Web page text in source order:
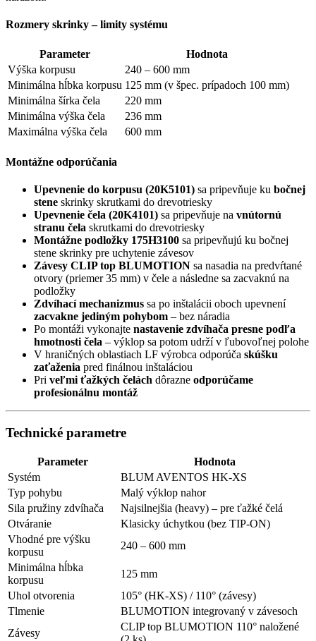
Rozmery skrinky – limity systému
Parameter
Hodnota
Výška korpusu
240 – 600 mm
Minimálna hĺbka korpusu 125 mm (v špec. prípadoch 100 mm)
Minimálna šírka čela
220 mm
Minimálna výška čela
236 mm
Maximálna výška čela
600 mm
Montážne odporúčania
Upevnenie do korpusu (20K5101) sa pripevňuje ku bočnej
stene skrinky skrutkami do drevotriesky
Upevnenie čela (20K4101) sa pripevňuje na vnútornú
stranu čela skrutkami do drevotriesky
Montážne podložky 175H3100 sa pripevňujú ku bočnej
stene skrinky pre uchytenie závesov
Závesy CLIP top BLUMOTION sa nasadia na predvŕtané
otvory (priemer 35 mm) v čele a následne sa zacvaknú na
podložky
Zdvíhací mechanizmus sa po inštalácii oboch upevnení
zacvakne jediným pohybom – bez náradia
Po montáži vykonajte nastavenie zdvíhača presne podľa
hmotnosti čela – výklop sa potom udrží v ľubovoľnej polohe
V hraničných oblastiach LF výrobca odporúča skúšku
zaťaženia pred finálnou inštaláciou
Pri veľmi ťažkých čelách dôrazne odporúčame
profesionálnu montáž
Technické parametre
Parameter
Hodnota
Systém
BLUM AVENTOS HK-XS
Typ pohybu
Malý výklop nahor
Sila pružiny zdvíhača
Najsilnejšia (heavy) – pre ťažké čelá
Otváranie
Klasicky úchytkou (bez TIP-ON)
Vhodné pre výšku
korpusu
240 – 600 mm
Minimálna hĺbka
korpusu
125 mm
Uhol otvorenia
105° (HK-XS) / 110° (závesy)
Tlmenie
BLUMOTION integrovaný v závesoch
Závesy
CLIP top BLUMOTION 110° naložené